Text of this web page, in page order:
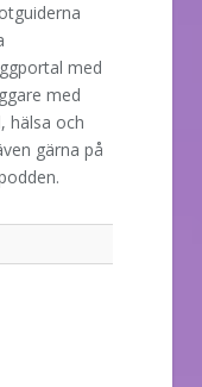
med
med
hälsa och
gärna på